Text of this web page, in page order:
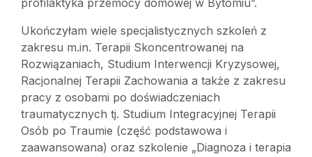
profilaktyka przemocy domowej w Bytomiu”.
Ukończyłam wiele specjalistycznych szkoleń z
zakresu m.in. Terapii Skoncentrowanej na
Rozwiązaniach, Studium Interwencji Kryzysowej,
Racjonalnej Terapii Zachowania a także z zakresu
pracy z osobami po doświadczeniach
traumatycznych tj. Studium Integracyjnej Terapii
Osób po Traumie (część podstawowa i
zaawansowana) oraz szkolenie „Diagnoza i terapia